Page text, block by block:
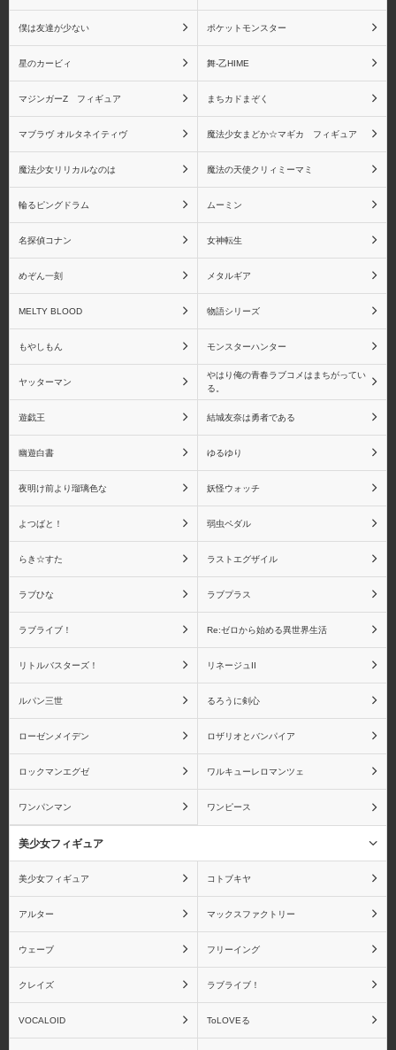
アルファオメガ アルファマックス
エンブレイスジャパン オーキッドシード
回天堂 Gift
キャラアニ キューズQ
京都アニメーション
グッドスマイルカンパニ
イズ
CCP G.E.M.
スカイチューブ
ディ・モールト ベネ ねんどろいど
僕は友達が少ない ポケットモンスター
星のカービィ 舞-乙HIME
マジンガーZ フィギュア まちカドまぞく
マブラヴ オルタネイティヴ 魔法少女まどか☆マギカ フィギュア
魔法少女リリカルなのは 魔法の天使クリィミーマミ
輪るピングドラム ムーミン
名探偵コナン 女神転生
めぞん一刻 メタルギア
MELTY BLOOD 物語シリーズ
もやしもん モンスターハンター
ヤッターマン
やはり俺の青春ラブコメはまちがってい
る。
遊戯王 結城友奈は勇者である
幽遊白書 ゆるゆり
夜明け前より瑠璃色な 妖怪ウォッチ
よつばと！ 弱虫ペダル
らき☆すた ラストエグザイル
ラブひな ラブプラス
ラブライブ！ Re:ゼロから始める異世界生活
リトルバスターズ！ リネージュII
ルパン三世 るろうに剣心
ローゼンメイデン ロザリオとバンパイア
ロックマンエグゼ ワルキューレロマンツェ
ワンパンマン ワンピース
美少女フィギュア
美少女フィギュア コトブキヤ
アルター マックスファクトリー
ウェーブ フリーイング
クレイズ ラブライブ！
VOCALOID ToLOVEる